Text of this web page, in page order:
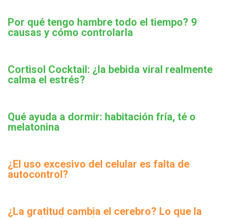
Por qué tengo hambre todo el tiempo? 9
causas y cómo controlarla
Cortisol Cocktail: ¿la bebida viral realmente
calma el estrés?
Qué ayuda a dormir: habitación fría, té o
melatonina
¿El uso excesivo del celular es falta de
autocontrol?
¿La gratitud cambia el cerebro? Lo que la